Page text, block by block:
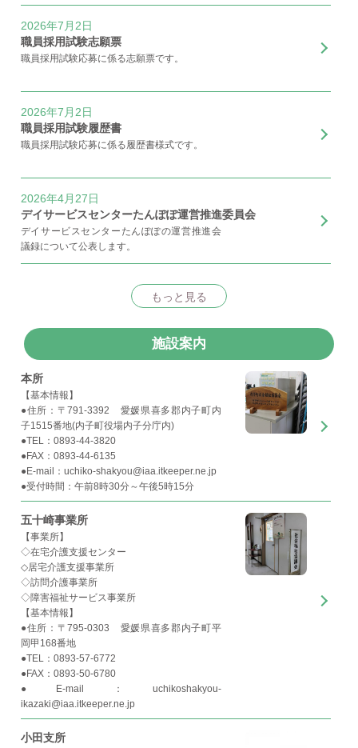
2026年7月2日
職員採用試験志願票
職員採用試験応募に係る志願票です。
2026年7月2日
職員採用試験履歴書
職員採用試験応募に係る履歴書様式です。
2026年4月27日
デイサービスセンターたんぽぽ運営推進委員会
デイサービスセンターたんぽぽの運営推進会
議録について公表します。
もっと見る
施設案内
本所
【基本情報】
●住所：〒791-3392 愛媛県喜多郡内子町内
子1515番地(内子町役場内子分庁内)
●TEL：0893-44-3820
●FAX：0893-44-6135
●E-mail：uchiko-shakyou@iaa.itkeeper.ne.jp
●受付時間：午前8時30分～午後5時15分
五十崎事業所
【事業所】
◇在宅介護支援センター
◇居宅介護支援事業所
◇訪問介護事業所
◇障害福祉サービス事業所
【基本情報】
●住所：〒795-0303 愛媛県喜多郡内子町平
岡甲168番地
●TEL：0893-57-6772
●FAX：0893-50-6780
●E-mail：uchikoshakyou-
ikazaki@iaa.itkeeper.ne.jp
小田支所